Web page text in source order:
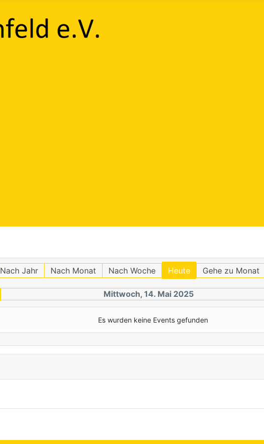
Nach Jahr Nach Monat Nach Woche Heute Gehe zu Monat
Mittwoch, 14. Mai 2025
Es wurden keine Events gefunden